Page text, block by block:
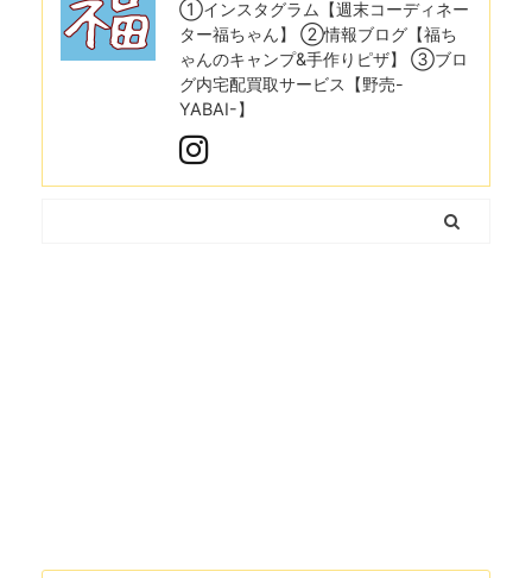
①インスタグラム【週末コーディネー
ター福ちゃん】 ②情報ブログ【福ち
ゃんのキャンプ&手作りピザ】 ③ブロ
グ内宅配買取サービス【野売-
YABAI-】